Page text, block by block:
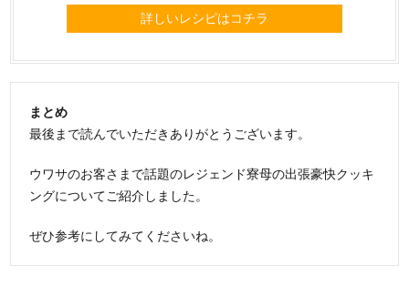
詳しいレシピはコチラ
まとめ
最後まで読んでいただきありがとうございます。
ウワサのお客さまで話題のレジェンド寮母の出張豪快クッキ
ングについてご紹介しました。
ぜひ参考にしてみてくださいね。